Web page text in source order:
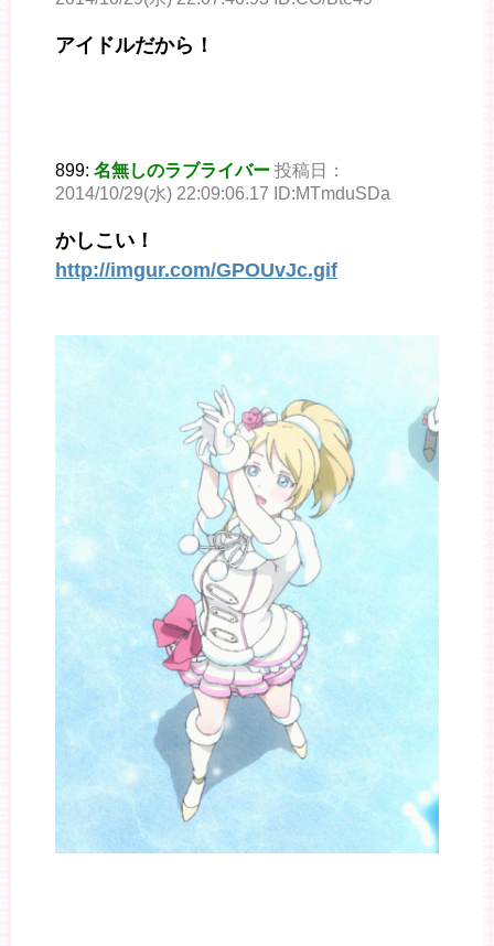
アイドルだから！
899: 名無しのラブライバー 投稿日：
2014/10/29(水) 22:09:06.17 ID:MTmduSDa
かしこい！
http://imgur.com/GPOUvJc.gif